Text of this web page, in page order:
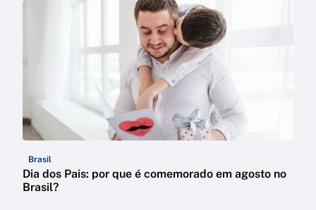
Brasil
Dia dos Pais: por que é comemorado em agosto no
Brasil?